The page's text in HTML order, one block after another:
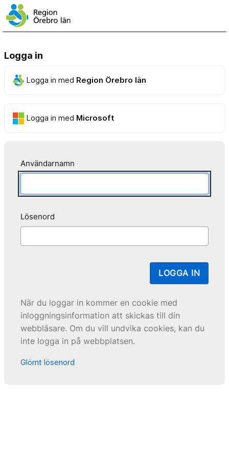
Logga in
Logga in med Region Örebro län
Logga in med Microsoft
Användarnamn
Lösenord
LOGGA IN
När du loggar in kommer en cookie med
inloggningsinformation att skickas till din
webbläsare. Om du vill undvika cookies, kan du
inte logga in på webbplatsen.
Glömt lösenord